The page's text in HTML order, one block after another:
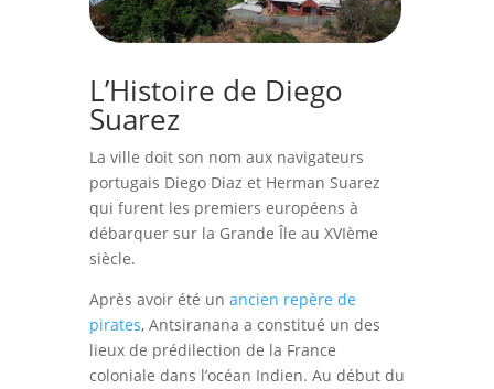
L’Histoire de Diego
Suarez
La ville doit son nom aux navigateurs
portugais Diego Diaz et Herman Suarez
qui furent les premiers européens à
débarquer sur la Grande Île au XVIème
siècle.
Après avoir été un ancien repère de
pirates, Antsiranana a constitué un des
lieux de prédilection de la France
coloniale dans l’océan Indien. Au début du